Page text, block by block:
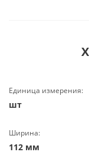
Единица измерения:
шт
Ширина:
112 мм